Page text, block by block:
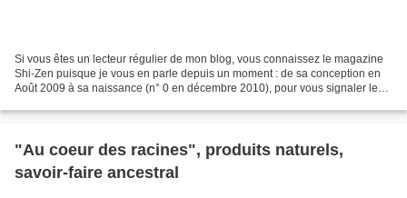
Si vous êtes un lecteur régulier de mon blog, vous connaissez le magazine
Shi-Zen puisque je vous en parle depuis un moment : de sa conception en
Août 2009 à sa naissance (n° 0 en décembre 2010), pour vous signaler les
"Au coeur des racines", produits naturels,
savoir-faire ancestral